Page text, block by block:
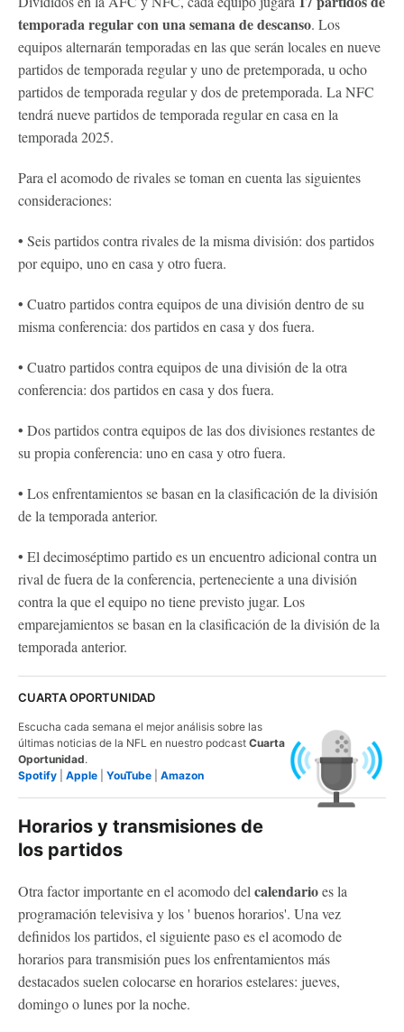
temporada regular con una semana de descanso. Los
equipos alternarán temporadas en las que serán locales en nueve
partidos de temporada regular y uno de pretemporada, u ocho
partidos de temporada regular y dos de pretemporada. La NFC
tendrá nueve partidos de temporada regular en casa en la
temporada 2025.
Para el acomodo de rivales se toman en cuenta las siguientes
consideraciones:
• Seis partidos contra rivales de la misma división: dos partidos
por equipo, uno en casa y otro fuera.
• Cuatro partidos contra equipos de una división dentro de su
misma conferencia: dos partidos en casa y dos fuera.
• Cuatro partidos contra equipos de una división de la otra
conferencia: dos partidos en casa y dos fuera.
• Dos partidos contra equipos de las dos divisiones restantes de
su propia conferencia: uno en casa y otro fuera.
• Los enfrentamientos se basan en la clasificación de la división
de la temporada anterior.
• El decimoséptimo partido es un encuentro adicional contra un
rival de fuera de la conferencia, perteneciente a una división
contra la que el equipo no tiene previsto jugar. Los
emparejamientos se basan en la clasificación de la división de la
temporada anterior.
CUARTA OPORTUNIDAD
Escucha cada semana el mejor análisis sobre las
últimas noticias de la NFL en nuestro podcast Cuarta
Oportunidad.
Spotify
Apple YouTube Amazon
Horarios y transmisiones de
los partidos
Otra factor importante en el acomodo del calendarioes la
programación televisiva y los ' buenos horarios'. Una vez
definidos los partidos, el siguiente paso es el acomodo de
horarios para transmisión pues los enfrentamientos más
destacados suelen colocarse en horarios estelares: jueves,
domingo o lunes por la noche.